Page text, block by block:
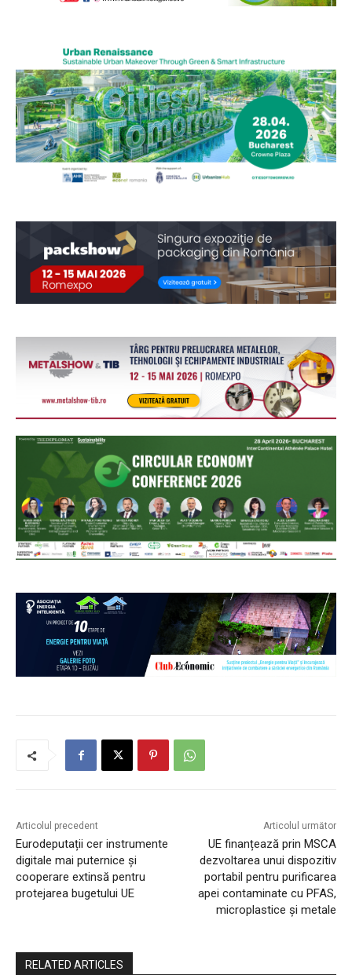
Articolul precedent
Eurodeputații cer instrumente
digitale mai puternice și
cooperare extinsă pentru
protejarea bugetului UE
Articolul următor
UE finanțează prin MSCA
dezvoltarea unui dispozitiv
portabil pentru purificarea
apei contaminate cu PFAS,
microplastice și metale
RELATED ARTICLES